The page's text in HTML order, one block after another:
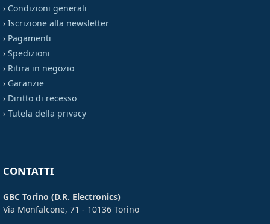
› Condizioni generali
› Iscrizione alla newsletter
› Pagamenti
› Spedizioni
› Ritira in negozio
› Garanzie
› Diritto di recesso
› Tutela della privacy
CONTATTI
GBC Torino (D.R. Electronics)
Via Monfalcone, 71 - 10136 Torino